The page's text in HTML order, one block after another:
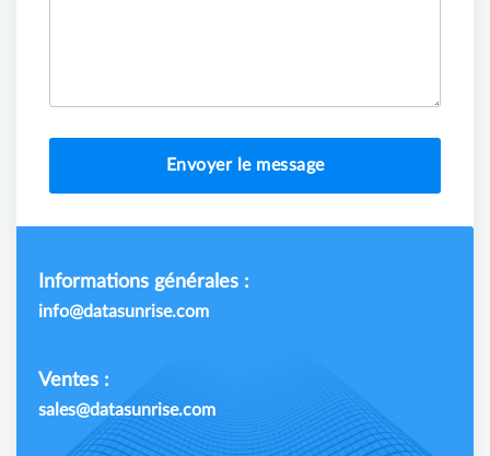
Envoyer le message
Informations générales :
info@datasunrise.com
Ventes :
sales@datasunrise.com